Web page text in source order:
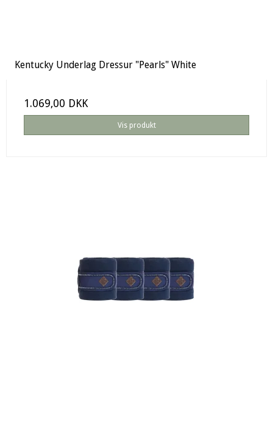
Kentucky Underlag Dressur "Pearls" White
1.069,00 DKK
Vis produkt